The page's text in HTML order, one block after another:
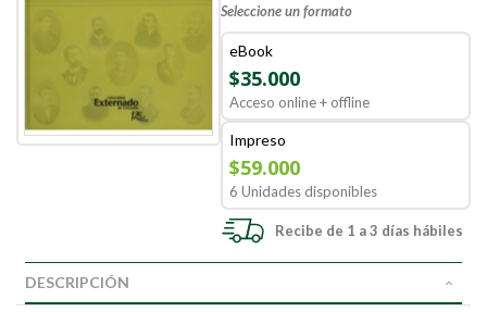
Seleccione un formato
eBook
$35.000
Acceso online + offline
Impreso
$59.000
6 Unidades disponibles
Recibe de 1 a 3 días hábiles
DESCRIPCIÓN